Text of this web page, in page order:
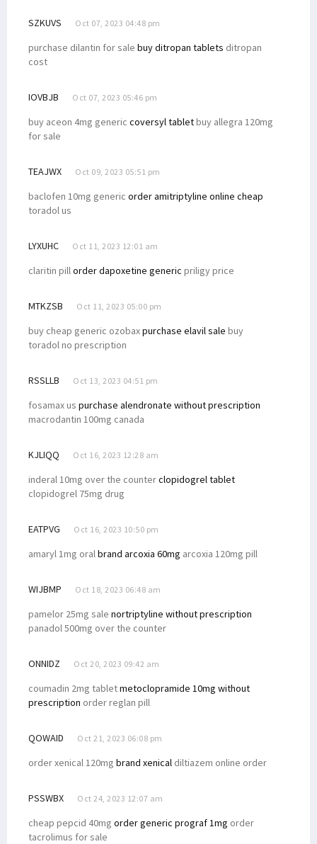
SZKUVS Oct 07, 2023 04:48 pm
purchase dilantin for sale buy ditropan tablets ditropan
cost
IOVBJB Oct 07, 2023 05:46 pm
buy aceon 4mg generic coversyl tabletbuy allegra 120mg
for sale
TEAJWX Oct 09, 2023 05:51 pm
baclofen 10mg generic order amitriptyline online cheap
toradol us
LYXUHC Oct 11, 2023 12:01 am
claritin pillorder dapoxetine generic priligy price
MTKZSB Oct 11, 2023 05:00 pm
buy cheap generic ozobaxpurchase elavil sale buy
toradol no prescription
RSSLLB Oct 13, 2023 04:51 pm
fosamax us purchase alendronate without prescription
macrodantin 100mg canada
KJLIQQ Oct 16, 2023 12:28 am
inderal 10mg over the counterclopidogrel tablet
clopidogrel 75mg drug
EATPVG Oct 16, 2023 10:50 pm
amaryl 1mg oralbrand arcoxia 60mg arcoxia 120mg pill
WIJBMP Oct 18, 2023 06:48 am
pamelor 25mg sale nortriptyline without prescription
panadol 500mg over the counter
ONNIDZ Oct 20, 2023 09:42 am
coumadin 2mg tabletmetoclopramide 10mg without
prescription order reglan pill
QOWAID Oct 21, 2023 06:08 pm
order xenical 120mg brand xenical diltiazem online order
PSSWBX Oct 24, 2023 12:07 am
cheap pepcid 40mg order generic prograf 1mg order
tacrolimus for sale